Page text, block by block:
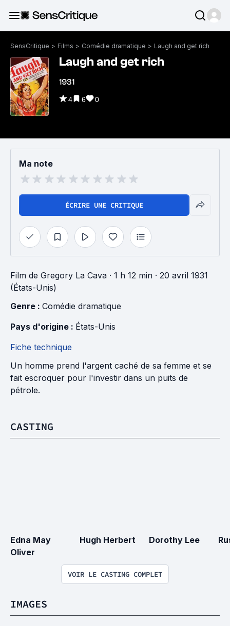
SensCritique > Films > Comédie dramatique > Laugh and get rich
Laugh and get rich
1931
4 6 0
Ma note
ÉCRIRE UNE CRITIQUE
Film de Gregory La Cava · 1 h 12 min · 20 avril 1931
(États-Unis)
Genre : Comédie dramatique
Pays d'origine : États-Unis
Fiche technique
Un homme prend l'argent caché de sa femme et se
fait escroquer pour l'investir dans un puits de
pétrole.
CASTING
Edna May
Oliver
Hugh Herbert Dorothy Lee
VOIR LE CASTING COMPLET
IMAGES